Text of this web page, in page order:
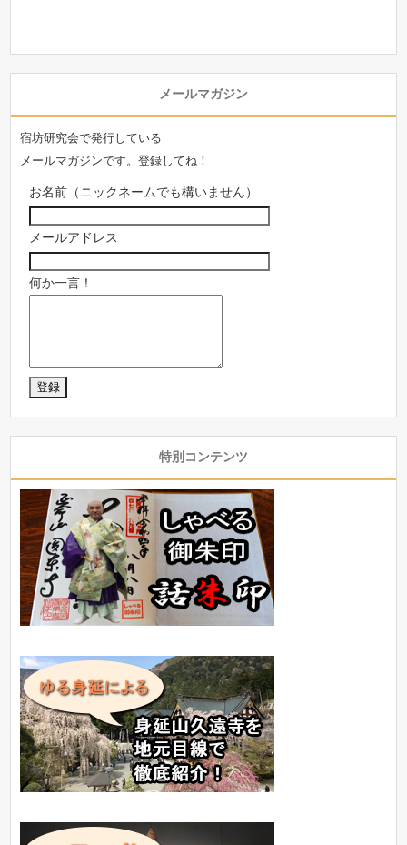
メールマガジン
宿坊研究会で発行している
メールマガジンです。登録してね！
お名前（ニックネームでも構いません）
メールアドレス
何か一言！
特別コンテンツ